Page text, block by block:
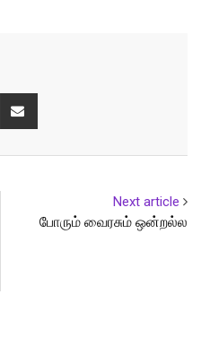
Whatsapp
Next article
போரும் வைரசும் ஒன்றல்ல